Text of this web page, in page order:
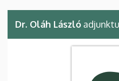
Dr. Oláh László